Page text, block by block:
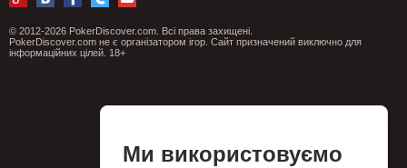
© 2012-2026 PokerDiscover.com. Всі права захищені.
PokerDiscover.com не є організатором ігор. Сайт призначений виключно для
інформаційних цілей. 18+
Ми використовуємо